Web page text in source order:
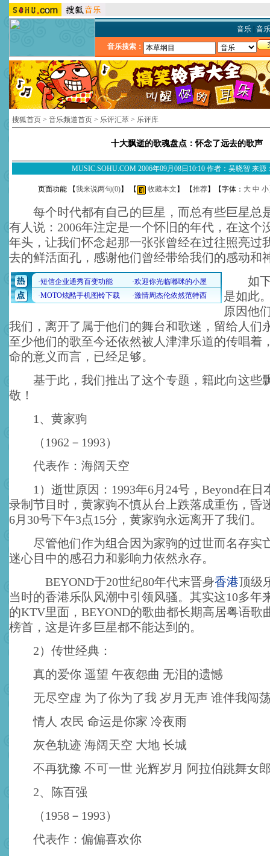
音乐| 音
音乐搜索：
搜狐首页 > 音乐频道首页 > 乐评汇萃 > 乐评库
十大飘逝的歌魂盘点：怀念了远去的歌声
MUSIC.SOHU.COM 2006年09月08日10:10 作者：吴晓智 来源
页面功能 【我来说两句(0)】 【 收藏本文 】 【推荐】【字体： 大 中 小
每个时代都有自己的巨星，而总有些巨星总
有人说：2006年注定是一个怀旧的年代，在这个
年头，让我们怀念起那一张张曾经在过往照亮过
去的鲜活面孔，感谢他们曾经带给我们的感动和
如下
是如此
原因他
我们，离开了属于他们的舞台和歌迷，留给人们
至少他们的歌至今还依然被人津津乐道的传唱着
命的意义而言，已经足够。
基于此，我们推出了这个专题，籍此向这些
敬！
1、黄家驹
（1962－1993）
代表作：海阔天空
1）逝世原因：1993年6月24号，Beyond在日
录制节目时，黄家驹不慎从台上跌落成重伤，昏
6月30号下午3点15分，黄家驹永远离开了我们。
尽管他们作为组合因为家驹的过世而名存实
迷心目中的感召力和影响力依然永存。
BEYOND于20世纪80年代末晋身香港顶级
当时的香港乐队风潮中引领风骚。其实这10多年
的KTV里面，BEYOND的歌曲都长期高居粤语歌
榜首，这是许多巨星都不能达到的。
2）传世经典：
真的爱你 遥望 午夜怨曲 无泪的遗憾
无尽空虚 为了你为了我 岁月无声 谁伴我闯
情人 农民 命运是你家 冷夜雨
灰色轨迹 海阔天空 大地 长城
不再犹豫 不可一世 光辉岁月 阿拉伯跳舞女
2、陈百强
（1958－1993）
代表作：偏偏喜欢你